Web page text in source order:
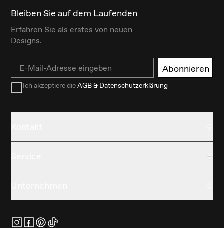
Bleiben Sie auf dem Laufenden
Erfahren Sie als erstes von neuen
Designs.
Email Abonnieren
Ich akzeptiere dieAGB & Datenschutzerklärung